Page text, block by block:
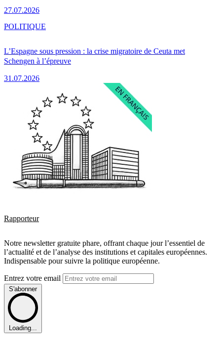
27.07.2026
L’Espagne sous pression : la crise migratoire de Ceuta met
Schengen à l’épreuve
31.07.2026
POLITIQUE
Rapporteur
Notre newsletter gratuite phare, offrant chaque jour l’essentiel de
l’actualité et de l’analyse des institutions et capitales européennes.
Indispensable pour suivre la politique européenne.
Entrez votre email
S'abonner
Loading...